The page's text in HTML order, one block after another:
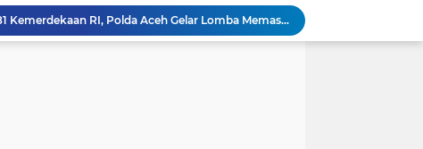
Meriahkan HUT Ke-81 Kemerdekaan RI, Polda Aceh Gelar Lomba Memasak Nasi Goreng dan Aneka Minuman